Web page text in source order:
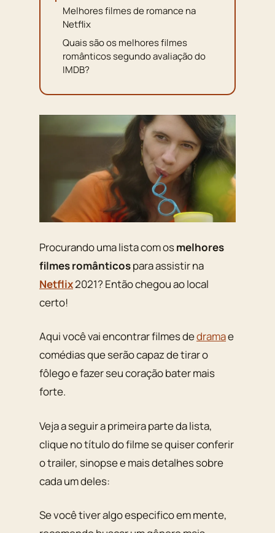
Melhores filmes de romance na
Netflix
Quais são os melhores filmes
românticos segundo avaliação do
IMDB?
Procurando uma lista com osmelhores
filmes românticospara assistir na
Netflix2021? Então chegou ao local
certo!
Aqui você vai encontrar filmes dedramae
comédias que serão capaz de tirar o
fôlego e fazer seu coração bater mais
forte.
Veja a seguir a primeira parte da lista,
clique no título do filme se quiser conferir
o trailer, sinopse e mais detalhes sobre
cada um deles:
Se você tiver algo especifico em mente,